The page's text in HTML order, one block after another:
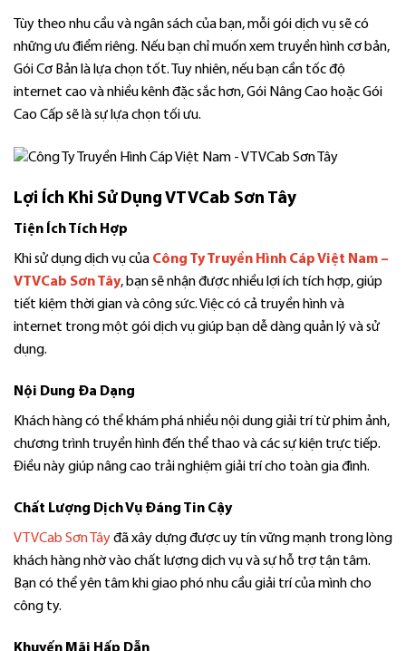
Tùy theo nhu cầu và ngân sách của bạn, mỗi gói dịch vụ sẽ có
những ưu điểm riêng. Nếu bạn chỉ muốn xem truyền hình cơ bản,
Gói Cơ Bản là lựa chọn tốt. Tuy nhiên, nếu bạn cần tốc độ
internet cao và nhiều kênh đặc sắc hơn, Gói Nâng Cao hoặc Gói
Cao Cấp sẽ là sự lựa chọn tối ưu.
Lợi Ích Khi Sử Dụng VTVCab Sơn Tây
Tiện Ích Tích Hợp
Khi sử dụng dịch vụ của Công Ty Truyền Hình Cáp Việt Nam –
VTVCab Sơn Tây, bạn sẽ nhận được nhiều lợi ích tích hợp, giúp
tiết kiệm thời gian và công sức. Việc có cả truyền hình và
internet trong một gói dịch vụ giúp bạn dễ dàng quản lý và sử
dụng.
Nội Dung Đa Dạng
Khách hàng có thể khám phá nhiều nội dung giải trí từ phim ảnh,
chương trình truyền hình đến thể thao và các sự kiện trực tiếp.
Điều này giúp nâng cao trải nghiệm giải trí cho toàn gia đình.
Chất Lượng Dịch Vụ Đáng Tin Cậy
VTVCab Sơn Tâyđã xây dựng được uy tín vững mạnh trong lòng
khách hàng nhờ vào chất lượng dịch vụ và sự hỗ trợ tận tâm.
Bạn có thể yên tâm khi giao phó nhu cầu giải trí của mình cho
công ty.
Khuyến Mãi Hấp Dẫn